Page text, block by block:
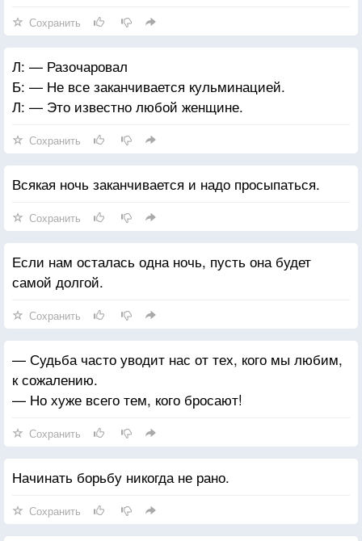
Сохранить
Л: — Разочаровал
Б: — Не все заканчивается кульминацией.
Л: — Это известно любой женщине.
Сохранить
Всякая ночь заканчивается и надо просыпаться.
Сохранить
Если нам осталась одна ночь, пусть она будет
самой долгой.
Сохранить
— Судьба часто уводит нас от тех, кого мы любим,
к сожалению.
— Но хуже всего тем, кого бросают!
Сохранить
Начинать борьбу никогда не рано.
Сохранить